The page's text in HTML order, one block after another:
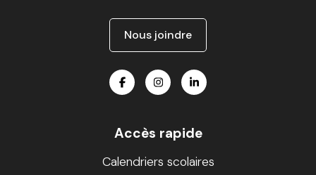
Nous joindre
Accès rapide
Calendriers scolaires